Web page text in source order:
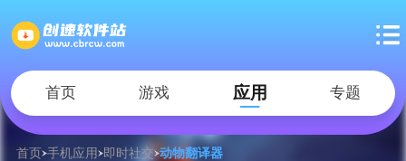
首页 游戏 应用 专题
首页 手机应用 即时社交 动物翻译器